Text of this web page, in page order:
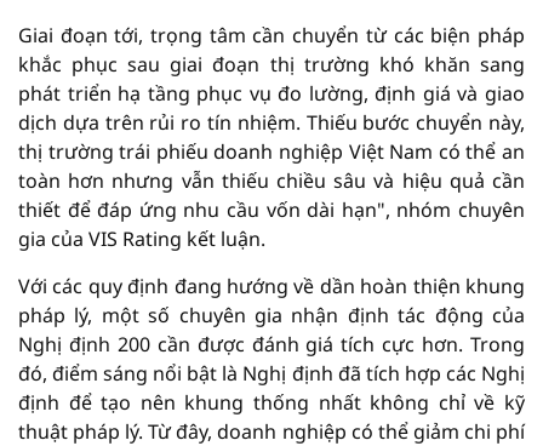
Giai đoạn tới, trọng tâm cần chuyển từ các biện pháp
khắc phục sau giai đoạn thị trường khó khăn sang
phát triển hạ tầng phục vụ đo lường, định giá và giao
dịch dựa trên rủi ro tín nhiệm. Thiếu bước chuyển này,
thị trường trái phiếu doanh nghiệp Việt Nam có thể an
toàn hơn nhưng vẫn thiếu chiều sâu và hiệu quả cần
thiết để đáp ứng nhu cầu vốn dài hạn", nhóm chuyên
gia của VIS Rating kết luận.
Với các quy định đang hướng về dần hoàn thiện khung
pháp lý, một số chuyên gia nhận định tác động của
Nghị định 200 cần được đánh giá tích cực hơn. Trong
đó, điểm sáng nổi bật là Nghị định đã tích hợp các Nghị
định để tạo nên khung thống nhất không chỉ về kỹ
thuật pháp lý. Từ đây, doanh nghiệp có thể giảm chi phí